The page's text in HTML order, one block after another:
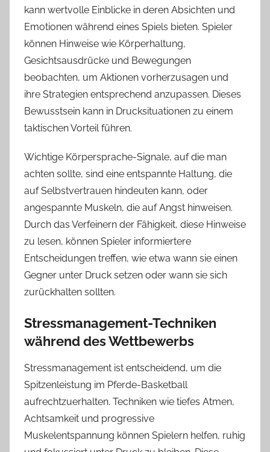
kann wertvolle Einblicke in deren Absichten und
Emotionen während eines Spiels bieten. Spieler
können Hinweise wie Körperhaltung,
Gesichtsausdrücke und Bewegungen
beobachten, um Aktionen vorherzusagen und
ihre Strategien entsprechend anzupassen. Dieses
Bewusstsein kann in Drucksituationen zu einem
taktischen Vorteil führen.
Wichtige Körpersprache-Signale, auf die man
achten sollte, sind eine entspannte Haltung, die
auf Selbstvertrauen hindeuten kann, oder
angespannte Muskeln, die auf Angst hinweisen.
Durch das Verfeinern der Fähigkeit, diese Hinweise
zu lesen, können Spieler informiertere
Entscheidungen treffen, wie etwa wann sie einen
Gegner unter Druck setzen oder wann sie sich
zurückhalten sollten.
Stressmanagement-Techniken
während des Wettbewerbs
Stressmanagement ist entscheidend, um die
Spitzenleistung im Pferde-Basketball
aufrechtzuerhalten. Techniken wie tiefes Atmen,
Achtsamkeit und progressive
Muskelentspannung können Spielern helfen, ruhig